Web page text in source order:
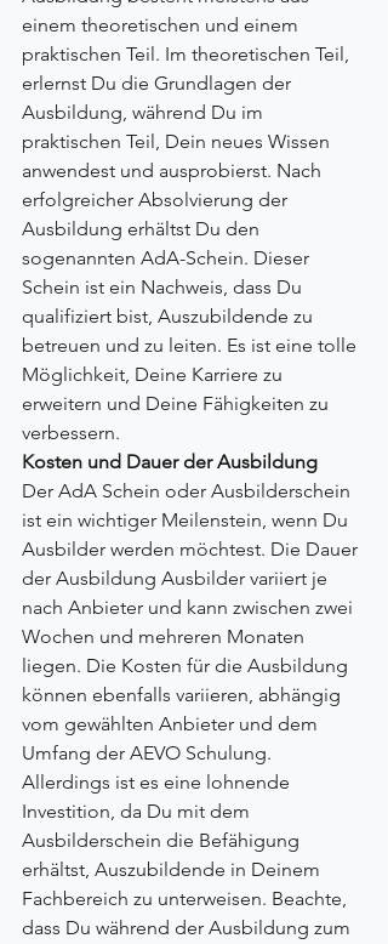
einem theoretischen und einem
praktischen Teil. Im theoretischen Teil,
erlernst Du die Grundlagen der
Ausbildung, während Du im
praktischen Teil, Dein neues Wissen
anwendest und ausprobierst. Nach
erfolgreicher Absolvierung der
Ausbildung erhältst Du den
sogenannten AdA-Schein. Dieser
Schein ist ein Nachweis, dass Du
qualifiziert bist, Auszubildende zu
betreuen und zu leiten. Es ist eine tolle
Möglichkeit, Deine Karriere zu
erweitern und Deine Fähigkeiten zu
verbessern.
Kosten und Dauer der Ausbildung
Der AdA Schein oder Ausbilderschein
ist ein wichtiger Meilenstein, wenn Du
Ausbilder werden möchtest. Die Dauer
der Ausbildung Ausbilder variiert je
nach Anbieter und kann zwischen zwei
Wochen und mehreren Monaten
liegen. Die Kosten für die Ausbildung
können ebenfalls variieren, abhängig
vom gewählten Anbieter und dem
Umfang der AEVO Schulung.
Allerdings ist es eine lohnende
Investition, da Du mit dem
Ausbilderschein die Befähigung
erhältst, Auszubildende in Deinem
Fachbereich zu unterweisen. Beachte,
dass Du während der Ausbildung zum